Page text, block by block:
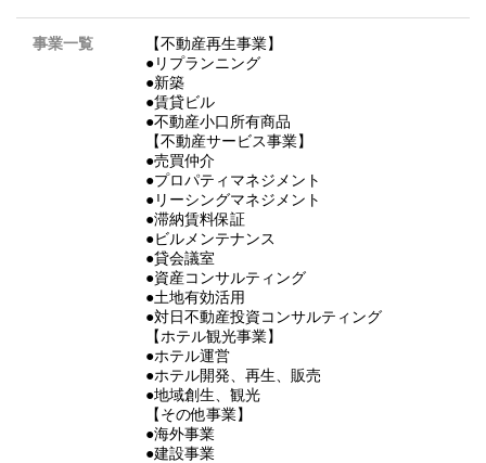
事業一覧
【不動産再生事業】
●リプランニング
●新築
●賃貸ビル
●不動産小口所有商品
【不動産サービス事業】
●売買仲介
●プロパティマネジメント
●リーシングマネジメント
●滞納賃料保証
●ビルメンテナンス
●貸会議室
●資産コンサルティング
●土地有効活用
●対日不動産投資コンサルティング
【ホテル観光事業】
●ホテル運営
●ホテル開発、再生、販売
●地域創生、観光
【その他事業】
●海外事業
●建設事業